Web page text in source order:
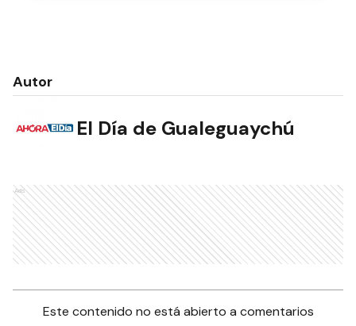
Autor
El Día de Gualeguaychú
Ads
Este contenido no está abierto a comentarios